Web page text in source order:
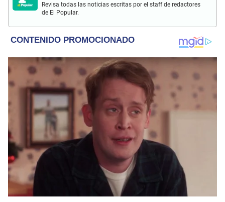
Revisa todas las noticias escritas por el staff de redactores
de El Popular.